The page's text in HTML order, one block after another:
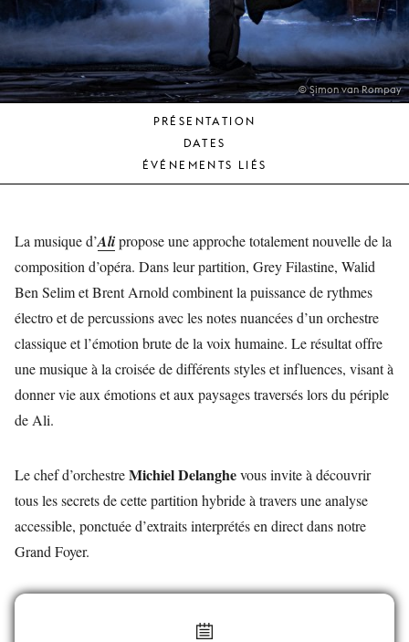
JEUNE
PUBLIC
LA
MONNAIE
SOUTENIR
© Simon van Rompay
PRÉSENTATION
DATES
ÉVÉNEMENTS LIÉS
La musique d’Alipropose une approche totalement nouvelle de la
composition d’opéra. Dans leur partition, Grey Filastine, Walid
Ben Selim et Brent Arnold combinent la puissance de rythmes
électro et de percussions avec les notes nuancées d’un orchestre
classique et l’émotion brute de la voix humaine. Le résultat offre
une musique à la croisée de différents styles et influences, visant à
donner vie aux émotions et aux paysages traversés lors du périple
de Ali.
Le chef d’orchestreMichiel Delanghevous invite à découvrir
tous les secrets de cette partition hybride à travers une analyse
accessible, ponctuée d’extraits interprétés en direct dans notre
Grand Foyer.